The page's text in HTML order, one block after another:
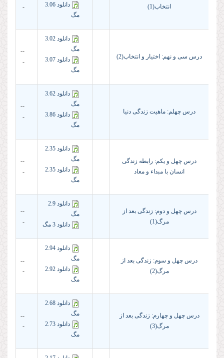
انتخاب(1)
دانلود 3.06
مگ
-
درس سی و نهم: اختیار و انتخاب(2)
دانلود 3.02
مگ
دانلود 3.07
مگ
--
-
درس چهلم: ماهیت زندگی دنیا
دانلود 3.62
مگ
دانلود 3.86
مگ
--
-
درس چهل و یکم: رابطه زندگی
انسان با مبداء و معاد
دانلود 2.35
مگ
دانلود 2.35
مگ
--
-
درس چهل و دوم: زندگی بعد از
مرگ(1)
دانلود 2.9
مگ
دانلود 3 مگ
--
-
درس چهل و سوم: زندگی بعد از
مرگ(2)
دانلود 2.94
مگ
دانلود 2.92
مگ
--
-
درس چهل و چهارم: زندگی بعد از
مرگ(3)
دانلود 2.68
مگ
دانلود 2.73
مگ
--
-